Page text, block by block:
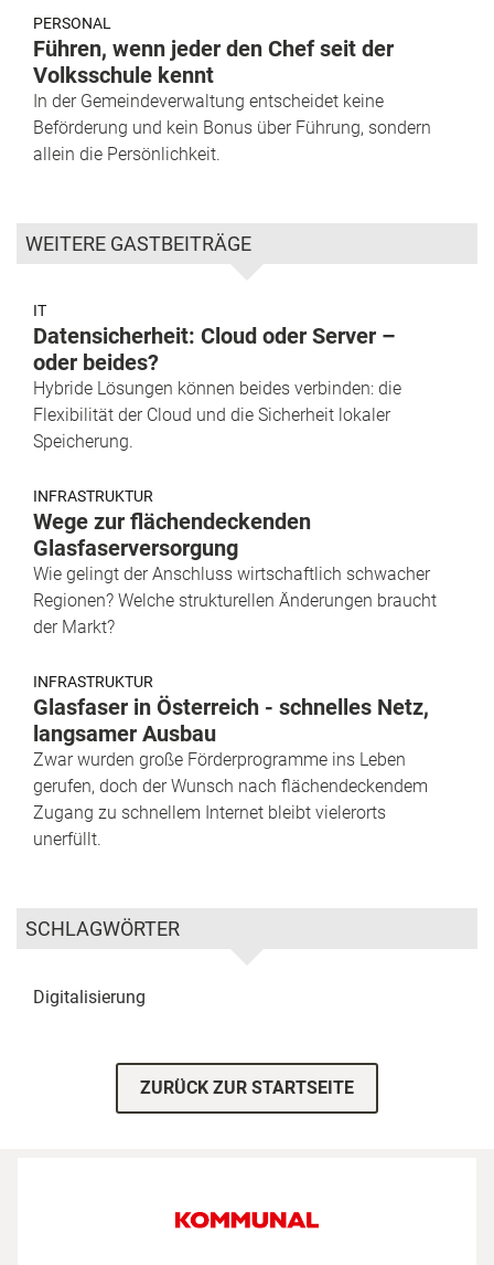
PERSONAL
Führen, wenn jeder den Chef seit der
Volksschule kennt
In der Gemeindeverwaltung entscheidet keine
Beförderung und kein Bonus über Führung, sondern
allein die Persönlichkeit.
WEITERE GASTBEITRÄGE
IT
Datensicherheit: Cloud oder Server –
oder beides?
Hybride ­Lösungen können beides verbinden: die
Flexibilität der Cloud und die Sicherheit lokaler
Speicherung.
INFRASTRUKTUR
Wege zur flächendeckenden
Glasfaserversorgung
Wie gelingt der Anschluss wirtschaftlich schwacher
Regionen? Welche strukturellen Änderungen braucht
der Markt?
INFRASTRUKTUR
Glasfaser in Österreich - schnelles Netz,
langsamer Ausbau
Zwar wurden große Förderprogramme ins Leben
gerufen, doch der Wunsch nach flächendeckendem
Zugang zu schnellem Internet bleibt vielerorts
unerfüllt.
SCHLAGWÖRTER
Digitalisierung
ZURÜCK ZUR STARTSEITE